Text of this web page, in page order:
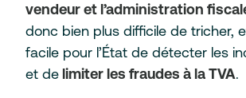
vendeur et l’administration
donc bien plus difficile de tricher,
facile pour l’État de détecter les
et delimiter les fraudes à la TVA.